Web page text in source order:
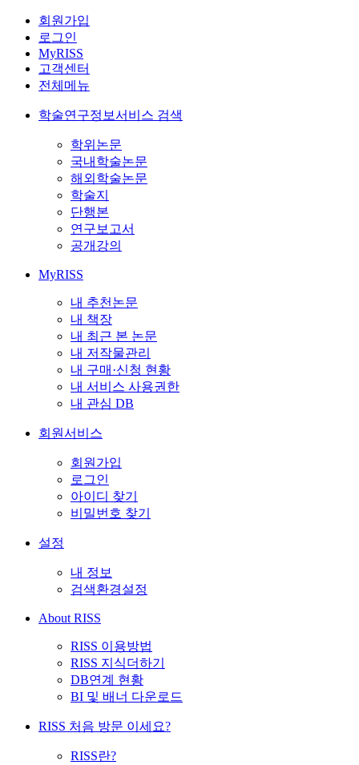
회원가입
로그인
MyRISS
고객센터
전체메뉴
학술연구정보서비스 검색
학위논문
국내학술논문
해외학술논문
학술지
단행본
연구보고서
공개강의
MyRISS
내 추천논문
내 책장
내 최근 본 논문
내 저작물관리
내 구매·신청 현황
내 서비스 사용권한
내 관심 DB
회원서비스
회원가입
로그인
아이디 찾기
비밀번호 찾기
설정
내 정보
검색환경설정
About RISS
RISS 이용방법
RISS 지식더하기
DB연계 현황
BI 및 배너 다운로드
RISS 처음 방문 이세요?
RISS란?